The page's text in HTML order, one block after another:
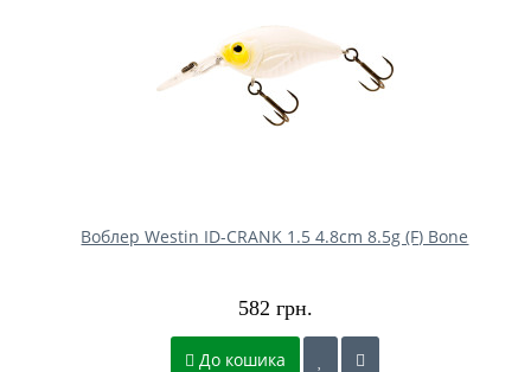
Воблер Westin ID-CRANK 1.5 4.8cm 8.5g (F) Bone
582 грн.
До кошика